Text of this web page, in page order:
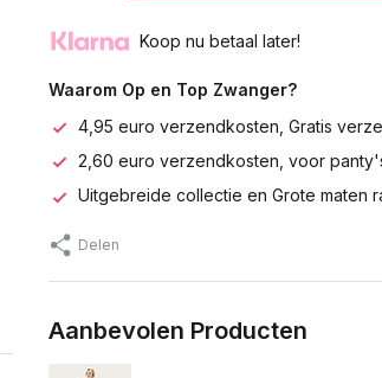
Koop nu betaal later!
Waarom Op en Top Zwanger?
4,95 euro verzendkosten, Gratis
2,60 euro verzendkosten, voor
Uitgebreide collectie en Grote maten
Delen
Aanbevolen Producten